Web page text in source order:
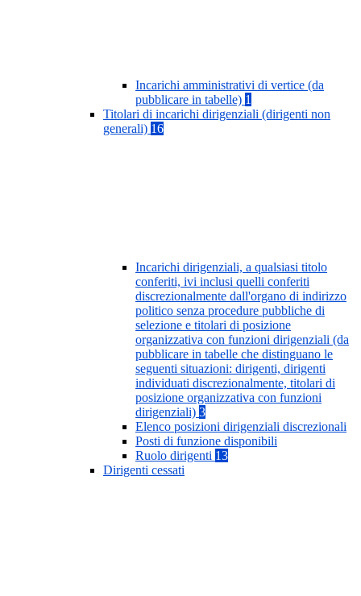
Incarichi amministrativi di vertice (da
pubblicare in tabelle) 1
Titolari di incarichi dirigenziali (dirigenti non
generali) 16
Incarichi dirigenziali, a qualsiasi titolo
conferiti, ivi inclusi quelli conferiti
discrezionalmente dall'organo di indirizzo
politico senza procedure pubbliche di
selezione e titolari di posizione
organizzativa con funzioni dirigenziali (da
pubblicare in tabelle che distinguano le
seguenti situazioni: dirigenti, dirigenti
individuati discrezionalmente, titolari di
posizione organizzativa con funzioni
dirigenziali) 3
Elenco posizioni dirigenziali discrezionali
Posti di funzione disponibili
Ruolo dirigenti 13
Dirigenti cessati